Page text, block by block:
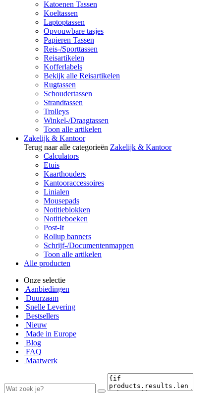
Katoenen Tassen
Koeltassen
Laptoptassen
Opvouwbare tasjes
Papieren Tassen
Reis-/Sporttassen
Reisartikelen
Kofferlabels
Bekijk alle Reisartikelen
Rugtassen
Schoudertassen
Strandtassen
Trolleys
Winkel-/Draagtassen
Toon alle artikelen
Zakelijk & Kantoor
Terug naar alle categorieën Zakelijk & Kantoor
Calculators
Etuis
Kaarthouders
Kantooraccessoires
Linialen
Mousepads
Notitieblokken
Notitieboeken
Post-It
Rollup banners
Schrijf-/Documentenmappen
Toon alle artikelen
Alle producten
Onze selectie
Aanbiedingen
Duurzaam
Snelle Levering
Bestsellers
Nieuw
Made in Europe
Blog
FAQ
Maatwerk